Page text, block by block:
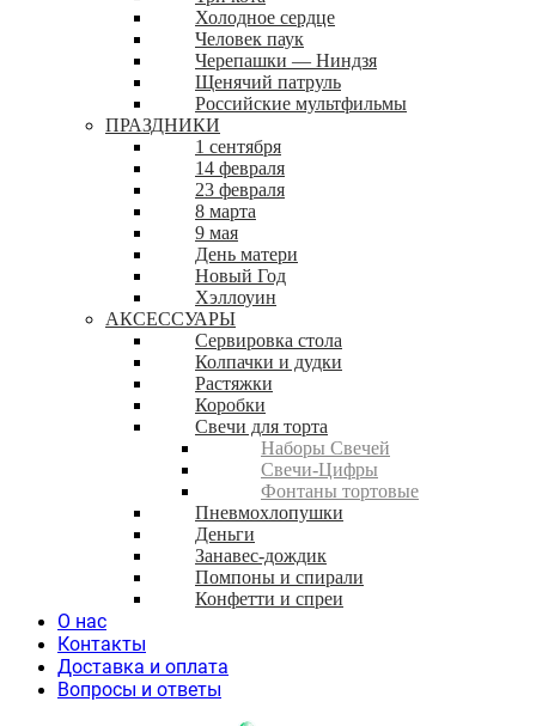
Холодное сердце
Человек паук
Черепашки — Ниндзя
Щенячий патруль
Российские мультфильмы
ПРАЗДНИКИ
1 сентября
14 февраля
23 февраля
8 марта
9 мая
День матери
Новый Год
Хэллоуин
АКСЕССУАРЫ
Сервировка стола
Колпачки и дудки
Растяжки
Коробки
Свечи для торта
Наборы Свечей
Свечи-Цифры
Фонтаны тортовые
Пневмохлопушки
Деньги
Занавес-дождик
Помпоны и спирали
Конфетти и спреи
О нас
Контакты
Доставка и оплата
Вопросы и ответы